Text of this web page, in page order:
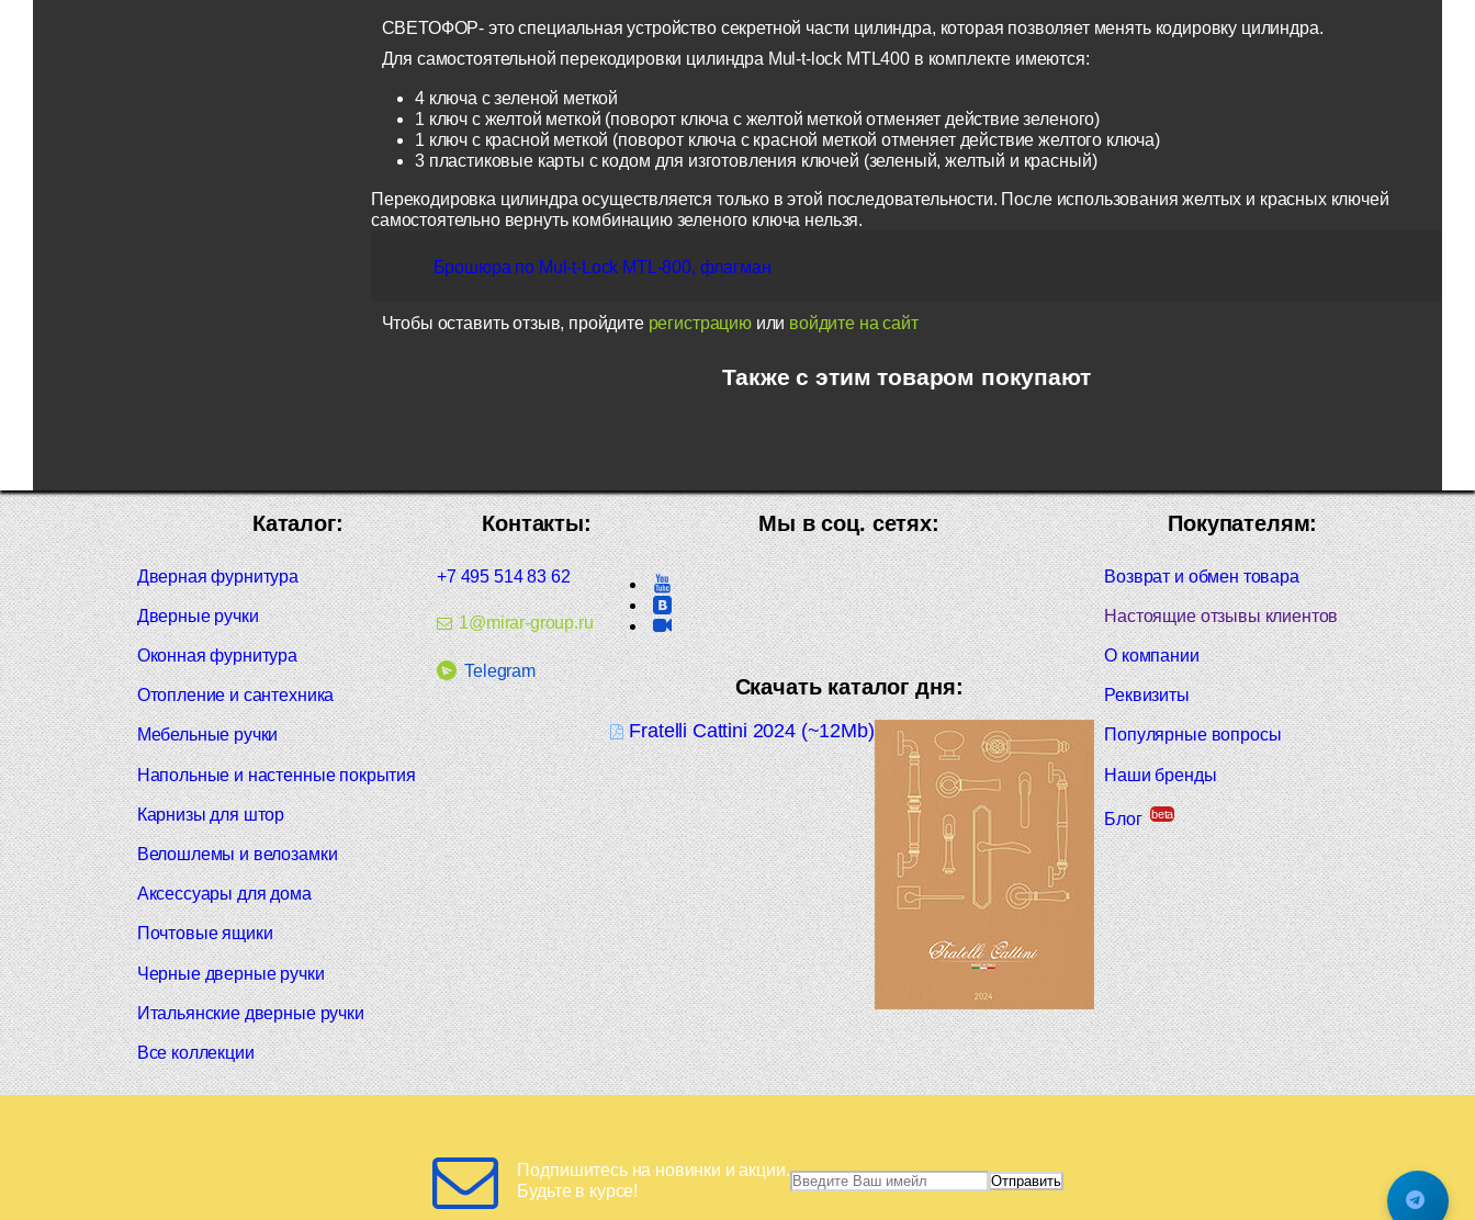
СВЕТОФОР- это специальная устройство секретной части цилиндра, которая позволяет менять кодировку цилиндра.
Для самостоятельной перекодировки цилиндра Mul-t-lock MTL400 в комплекте имеются:
4 ключа с зеленой меткой
1 ключ с желтой меткой (поворот ключа с желтой меткой отменяет действие зеленого)
1 ключ с красной меткой (поворот ключа с красной меткой отменяет действие желтого ключа)
3 пластиковые карты с кодом для изготовления ключей (зеленый, желтый и красный)
Перекодировка цилиндра осуществляется только в этой последовательности. После использования желтых и красных ключей
самостоятельно вернуть комбинацию зеленого ключа нельзя.
Брошюра по Mul-t-Lock MTL-800, флагман
Чтобы оставить отзыв, пройдите регистрациюили войдите на сайт
Также с этим товаром покупают
Покупателям:
Возврат и обмен товара
Настоящие отзывы клиентов
О компании
Реквизиты
Популярные вопросы
Наши бренды
Блог beta
Мы в соц. сетях:
Скачать каталог дня:
Fratelli Cattini 2024 (~12Mb)
Контакты:
+7 495 514 83 62
1@mirar-group.ru
Telegram
Каталог:
Дверная фурнитура
Дверные ручки
Оконная фурнитура
Отопление и сантехника
Мебельные ручки
Напольные и настенные покрытия
Карнизы для штор
Велошлемы и велозамки
Аксессуары для дома
Почтовые ящики
Черные дверные ручки
Итальянские дверные ручки
Все коллекции
Подпишитесь на новинки и акции.
Будьте в курсе!